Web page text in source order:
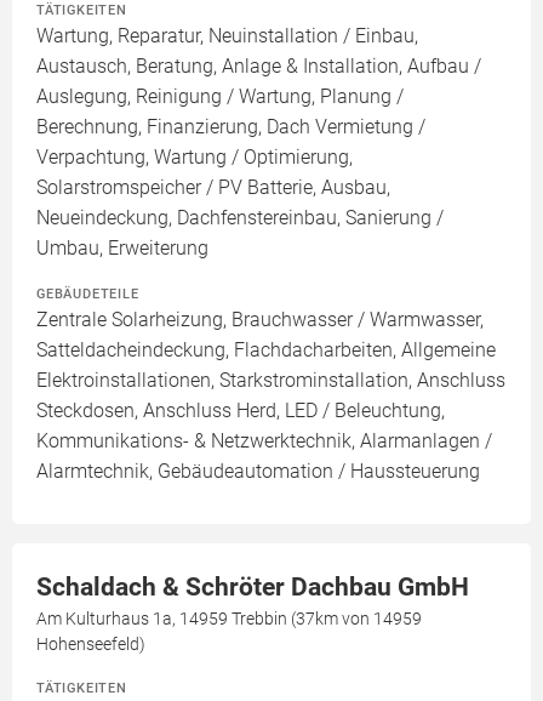
TÄTIGKEITEN
Wartung, Reparatur, Neuinstallation / Einbau,
Austausch, Beratung, Anlage & Installation, Aufbau /
Auslegung, Reinigung / Wartung, Planung /
Berechnung, Finanzierung, Dach Vermietung /
Verpachtung, Wartung / Optimierung,
Solarstromspeicher / PV Batterie, Ausbau,
Neueindeckung, Dachfenstereinbau, Sanierung /
Umbau, Erweiterung
GEBÄUDETEILE
Zentrale Solarheizung, Brauchwasser / Warmwasser,
Satteldacheindeckung, Flachdacharbeiten, Allgemeine
Elektroinstallationen, Starkstrominstallation, Anschluss
Steckdosen, Anschluss Herd, LED / Beleuchtung,
Kommunikations- & Netzwerktechnik, Alarmanlagen /
Alarmtechnik, Gebäudeautomation / Haussteuerung
Schaldach & Schröter Dachbau GmbH
Am Kulturhaus 1a, 14959 Trebbin (37km von 14959
Hohenseefeld)
TÄTIGKEITEN